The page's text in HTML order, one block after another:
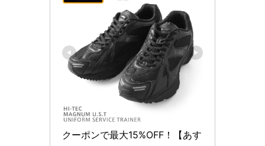
クーポンで最大15%OFF！【あす